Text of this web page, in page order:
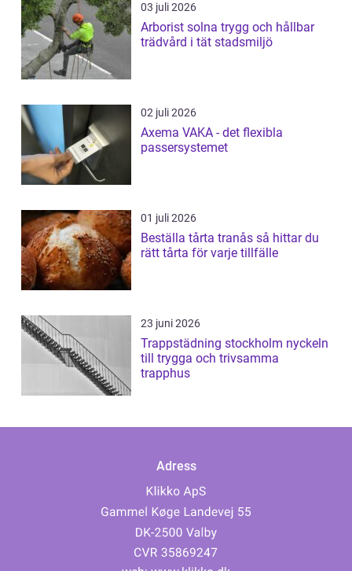
03 juli 2026
Arborist solna trygg och hållbar
trädvård i tät stadsmiljö
02 juli 2026
Axema VAKA - det flexibla
passersystemet
01 juli 2026
Beställa tårta tranås så hittar du
rätt tårta för varje tillfälle
23 juni 2026
Trappstädning stockholm nyckeln
till trygga och trivsamma
trapphus
Adress